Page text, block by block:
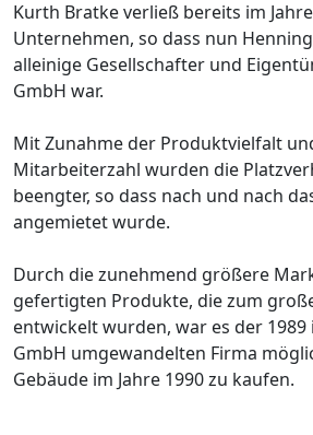
Kurth Bratke verließ bereits im
Unternehmen, so dass nun
alleinige Gesellschafter und
GmbH war.
Mit Zunahme der Produktvielfalt
Mitarbeiterzahl wurden die
beengter, so dass nach und nach
angemietet wurde.
Durch die zunehmend größere
gefertigten Produkte, die zum
entwickelt wurden, war es der 1989
GmbH umgewandelten Firma
Gebäude im Jahre 1990 zu kaufen.